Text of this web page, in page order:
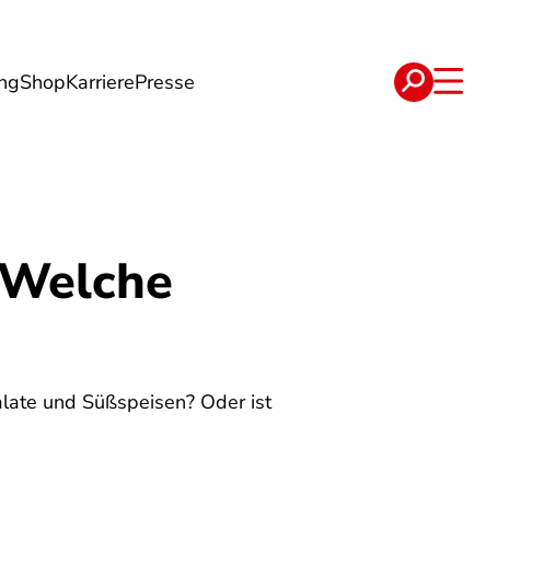
ShopKarrierePresse
Reise Verträge
und Süßspeisen? Oder ist